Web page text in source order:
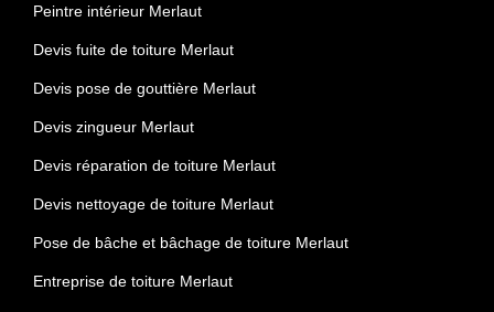
Peintre intérieur Merlaut
Devis fuite de toiture Merlaut
Devis pose de gouttière Merlaut
Devis zingueur Merlaut
Devis réparation de toiture Merlaut
Devis nettoyage de toiture Merlaut
Pose de bâche et bâchage de toiture Merlaut
Entreprise de toiture Merlaut